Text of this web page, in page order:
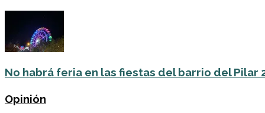
No habrá feria en las fiestas del barrio del Pilar
Opinión